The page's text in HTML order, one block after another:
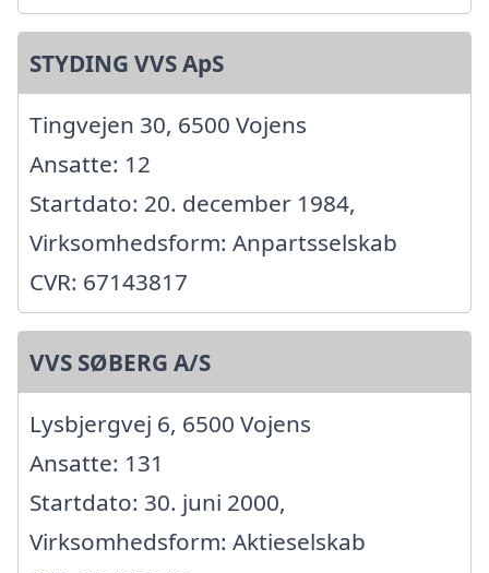
STYDING VVS ApS
Tingvejen 30, 6500 Vojens
Ansatte: 12
Startdato: 20. december 1984,
Virksomhedsform: Anpartsselskab
CVR: 67143817
VVS SØBERG A/S
Lysbjergvej 6, 6500 Vojens
Ansatte: 131
Startdato: 30. juni 2000,
Virksomhedsform: Aktieselskab